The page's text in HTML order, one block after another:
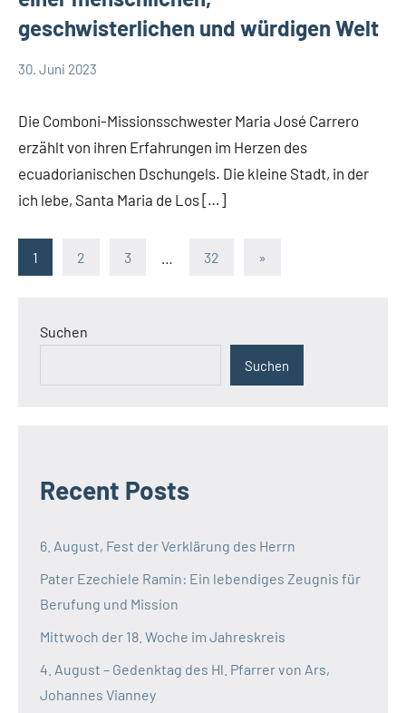
geschwisterlichen und würdigen Welt
Missionsschwestern
30. Juni 2023
Die Comboni-Missionsschwester Maria José Carrero
erzählt von ihren Erfahrungen im Herzen des
ecuadorianischen Dschungels. Die kleine Stadt, in der
ich lebe, Santa Maria de Los […]
Seitennummerierung
Beiträge
1 2 3 32
Nächste
»
Suchen
Suchen
Recent Posts
6. August, Fest der Verklärung des Herrn
Pater Ezechiele Ramin: Ein lebendiges Zeugnis für
Berufung und Mission
Mittwoch der 18. Woche im Jahreskreis
4. August – Gedenktag des Hl. Pfarrer von Ars,
Johannes Vianney